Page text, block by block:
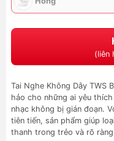
(liên
Tai Nghe Không Dây TWS
hảo cho những ai yêu
nhạc không bị gián đoạn.
tiên tiến, sản phẩm giúp
thanh trong trẻo và rõ